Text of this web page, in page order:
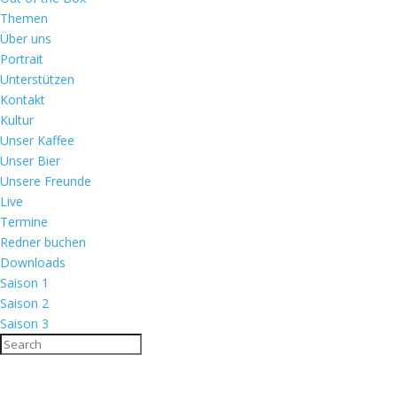
Themen
Über uns
Portrait
Unterstützen
Kontakt
Kultur
Unser Kaffee
Unser Bier
Unsere Freunde
Live
Termine
Redner buchen
Downloads
Saison 1
Saison 2
Saison 3